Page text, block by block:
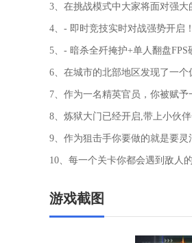
3、在挑战模式中大家将面对强
4、- 即时竞技实时对战强势开启！
5、- 暗杀全歼掩护+单人翻盘FPS
6、在城市的北部地区发现了一个
7、作为一名精英官员，你被赋
8、炼狱大门已经开启,带上小伙
9、作为狙击手你要做的就是要灵
10、每一个关卡你都会遇到敌人
游戏截图